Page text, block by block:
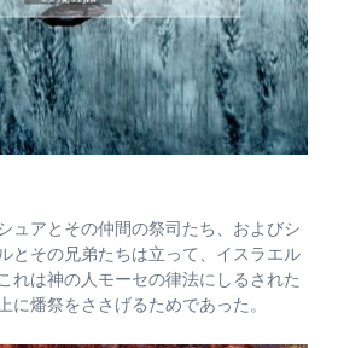
ュアとその仲間の祭司たち、およびシ
とその兄弟たちは立って、イスラエル
れは神の人モーセの律法にしるされた
に燔祭をささげるためであった。